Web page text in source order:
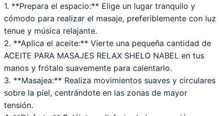
1. **Prepara el espacio:** Elige un lugar tranquilo y
cómodo para realizar el masaje, preferiblemente con luz
tenue y música relajante.
2. **Aplica el aceite:** Vierte una pequeña cantidad de
ACEITE PARA MASAJES RELAX SHELO NABEL en tus
manos y frótalo suavemente para calentarlo.
3. **Masajea:** Realiza movimientos suaves y circulares
sobre la piel, centrándote en las zonas de mayor
tensión.